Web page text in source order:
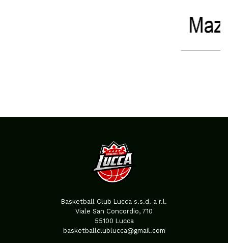
Basketball Club Lucca s.s.d. a r.l.
Viale San Concordio, 710
55100 Lucca
basketballclublucca@gmail.com